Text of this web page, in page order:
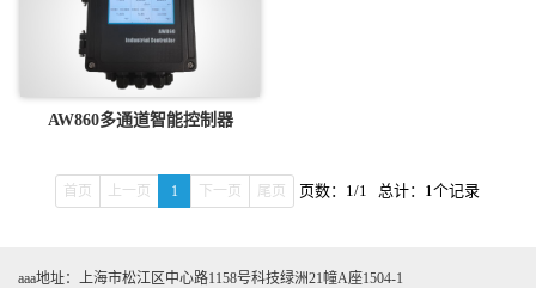
AW860多通道智能控制器
首页 上一页 1 下一页 尾页 页数：1/1 总计：1个记录
aaa地址：上海市松江区中心路1158号科技绿洲21幢A座1504-1